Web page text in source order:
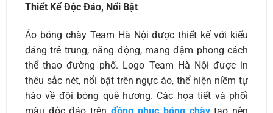
Thiết Kế Độc Đáo, Nổi Bật
Áo bóng chày Team Hà Nội được thiết kế với kiểu
dáng trẻ trung, năng động, mang đậm phong cách
thể thao đường phố. Logo Team Hà Nội được in
thêu sắc nét, nổi bật trên ngực áo, thể hiện niềm tự
hào về đội bóng quê hương. Các họa tiết và phối